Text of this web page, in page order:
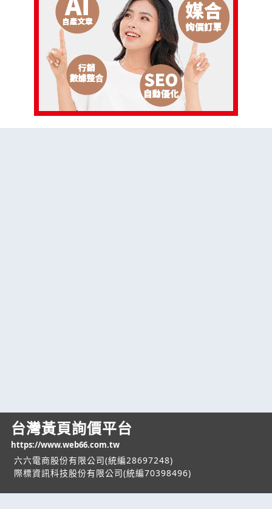
台灣黃頁詢價平台
https://www.web66.com.tw
六六電商股份有限公司(統編28697248)
際標資訊科技股份有限公司(統編70398496)